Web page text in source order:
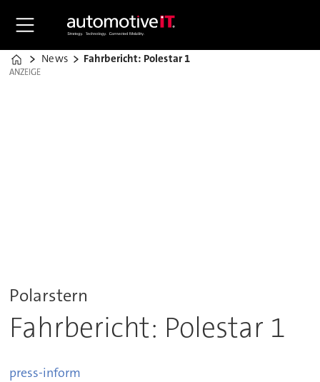
Home
News Fahrbericht: Polestar 1
ANZEIGE
ANZEIGE
Polarstern
Fahrbericht: Polestar 1
press-inform